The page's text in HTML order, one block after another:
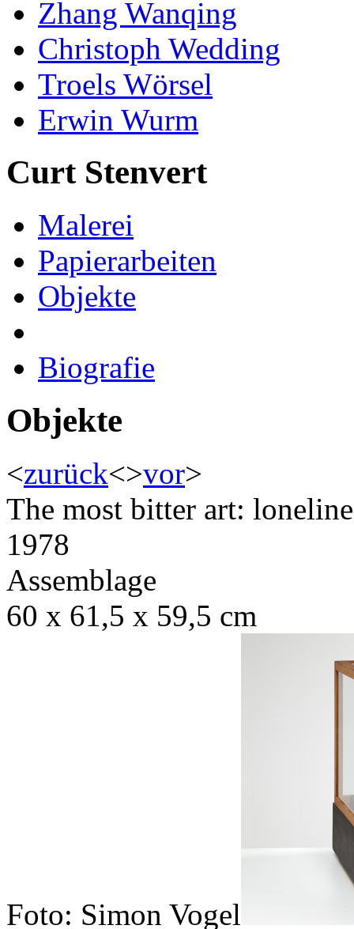
Zhang Wanqing
Christoph Wedding
Troels Wörsel
Erwin Wurm
Curt Stenvert
Malerei
Papierarbeiten
Objekte
Biografie
Objekte
<zurück<>vor>
The most bitter art:
1978
Assemblage
60 x 61,5 x 59,5 cm
Foto: Simon Vogel